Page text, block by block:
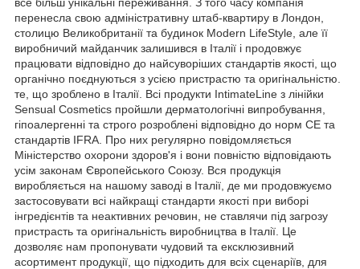
перенесла свою адміністративну штаб-квартиру в Лондон,
столицю Великобританії та будинок Modern LifeStyle, але її
виробничий майданчик залишився в Італії і продовжує
працювати відповідно до найсуворіших стандартів якості, що
органічно поєднуються з усією пристрастю та оригінальністю.
те, що зроблено в Італії. Всі продукти IntimateLine з лінійки
Sensual Cosmetics пройшли дерматологічні випробування,
гіпоалергенні та строго розроблені відповідно до норм CE та
стандартів IFRA. Про них регулярно повідомляється
Міністерство охорони здоров'я і вони повністю відповідають
усім законам Європейського Союзу. Вся продукція
виробляється на нашому заводі в Італії, де ми продовжуємо
застосовувати всі найкращі стандарти якості при виборі
інгредієнтів та неактивних речовин, не ставлячи під загрозу
пристрасть та оригінальність виробництва в Італії. Це
дозволяє нам пропонувати чудовий та ексклюзивний
асортимент продукції, що підходить для всіх сценаріїв, для